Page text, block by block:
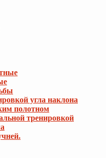
угла наклона
полотном
тренировкой